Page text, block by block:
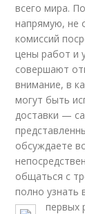
всего мира.
напрямую, не
комиссий
цены работ и
совершают
внимание, в
могут быть
доставки —
обсуждаете
общаться с
полно узнать
первых